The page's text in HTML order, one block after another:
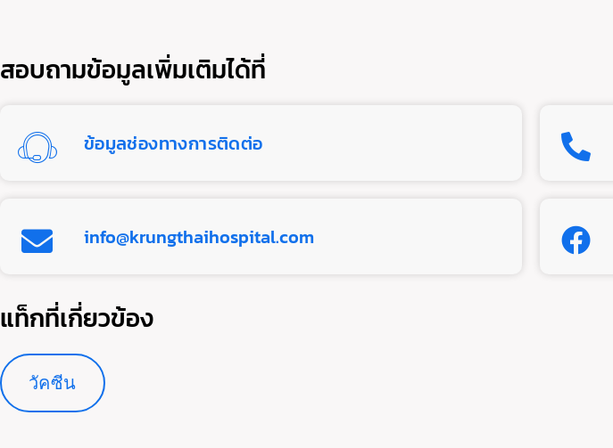
สอบถามข้อมูลเพิ่มเติมได้ที่
ข้อมูลช่องทางการติดต่อ
info@krungthaihospital.com
แท็กที่เกี่ยวข้อง
วัคซีน